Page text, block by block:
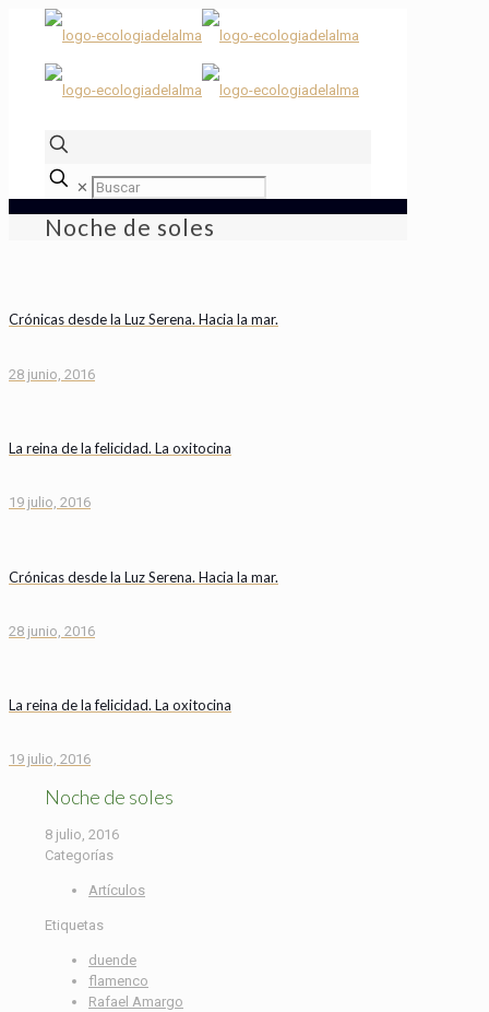
✕
Noche de soles
Crónicas desde la Luz Serena. Hacia la mar.
28 junio, 2016
La reina de la felicidad. La oxitocina
19 julio, 2016
Crónicas desde la Luz Serena. Hacia la mar.
28 junio, 2016
La reina de la felicidad. La oxitocina
19 julio, 2016
Noche de soles
8 julio, 2016
Categorías
Artículos
Etiquetas
duende
flamenco
Rafael Amargo